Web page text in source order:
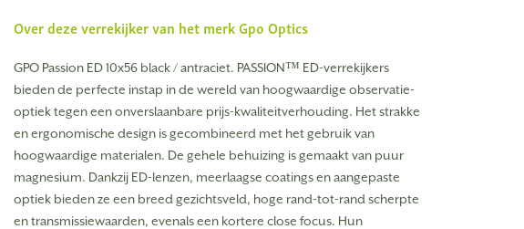
Over deze verrekijker van het merkGpo Optics
GPO Passion ED 10x56 black / antraciet. PASSION™ ED-verrekijkers
bieden de perfecte instap in de wereld van hoogwaardige observatie-
optiek tegen een onverslaanbare prijs-kwaliteitverhouding. Het strakke
en ergonomische design is gecombineerd met het gebruik van
hoogwaardige materialen. De gehele behuizing is gemaakt van puur
magnesium. Dankzij ED-lenzen, meerlaagse coatings en aangepaste
optiek bieden ze een breed gezichtsveld, hoge rand-tot-rand scherpte
en transmissiewaarden, evenals een kortere close focus. Hun